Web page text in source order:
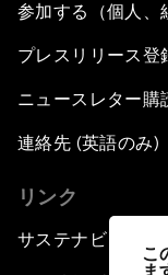
こ
ま
参加する（個人、
プレスリリース登
ニュースレター購
連絡先 (英語のみ)
リンク
サステナビリティ